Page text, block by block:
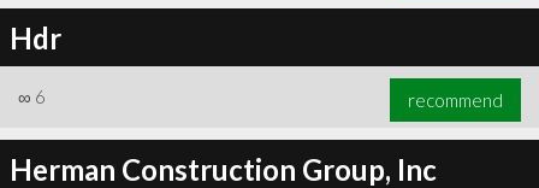
Hdr
∞ 6 recommend
Herman Construction Group, Inc